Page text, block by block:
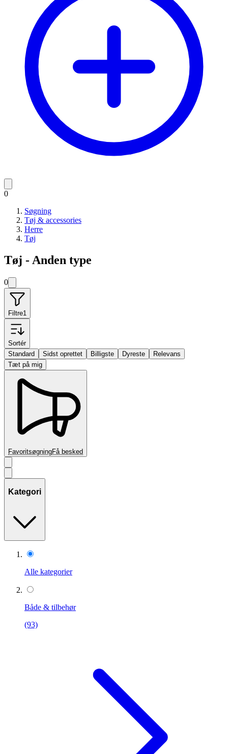
0
Søgning
Tøj & accessories
Herre
Tøj
Tøj - Anden type
0
Filtre1
Sortér
Standard
Sidst oprettet Billigste Dyreste
Relevans
Tæt på mig
FavoritsøgningFå besked
Kategori
Alle kategorier
Både & tilbehør
(93)